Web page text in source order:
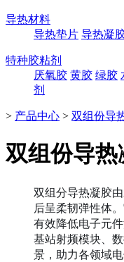
导热材料
导热垫片 导热凝
特种胶粘剂
厌氧胶 黄胶 绿胶
剂
> 产品中心 > 双组份导
双组份导热
双组分导热凝胶
后呈柔韧弹性体
有效降低电子元
基站射频模块、
景，助力各领域